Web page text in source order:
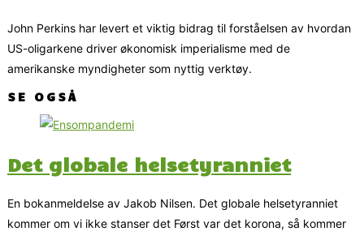
John Perkins har levert et viktig bidrag til forståelsen av hvordan
US-oligarkene driver økonomisk imperialisme med de
amerikanske myndigheter som nyttig verktøy.
SE OGSÅ
Det globale helsetyranniet
En bokanmeldelse av Jakob Nilsen. Det globale helsetyranniet
kommer om vi ikke stanser det Først var det korona, så kommer